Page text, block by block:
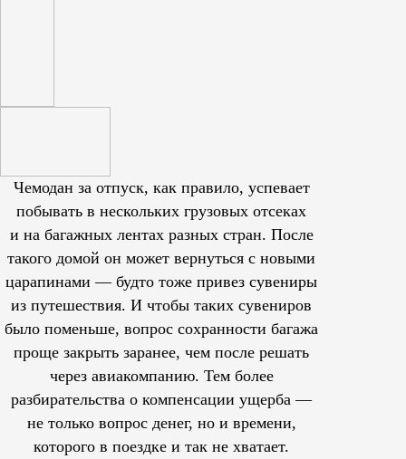
Чемодан за отпуск, как правило, успевает
побывать в нескольких грузовых отсеках
и на багажных лентах разных стран. После
такого домой он может вернуться с новыми
царапинами — будто тоже привез сувениры
из путешествия. И чтобы таких сувениров
было поменьше, вопрос сохранности багажа
проще закрыть заранее, чем после решать
через авиакомпанию. Тем более
разбирательства о компенсации ущерба —
не только вопрос денег, но и времени,
которого в поездке и так не хватает.